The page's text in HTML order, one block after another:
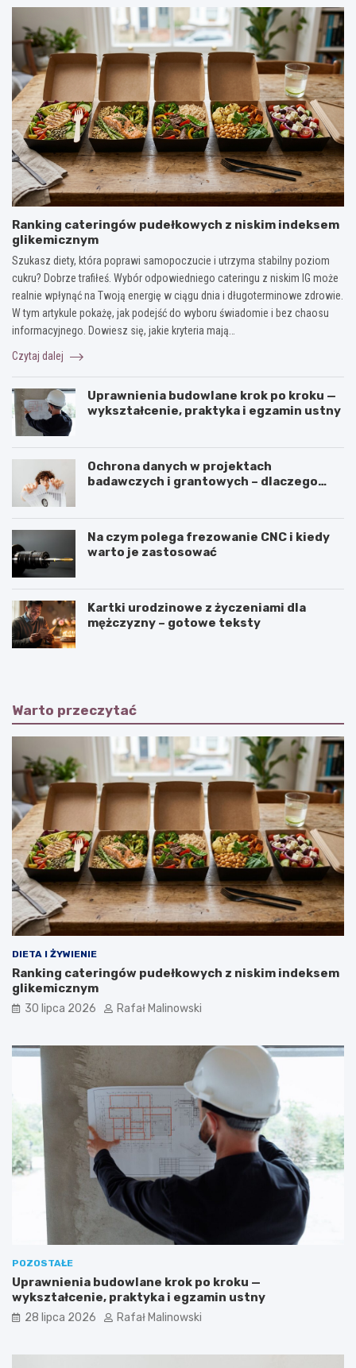
Ranking cateringów pudełkowych z niskim indeksem
glikemicznym
Szukasz diety, która poprawi samopoczucie i utrzyma stabilny poziom
cukru? Dobrze trafiłeś. Wybór odpowiedniego cateringu z niskim IG może
realnie wpłynąć na Twoją energię w ciągu dnia i długoterminowe zdrowie.
W tym artykule pokażę, jak podejść do wyboru świadomie i bez chaosu
informacyjnego. Dowiesz się, jakie kryteria mają…
Czytaj dalej
Uprawnienia budowlane krok po kroku —
wykształcenie, praktyka i egzamin ustny
Ochrona danych w projektach
badawczych i grantowych – dlaczego
Na czym polega frezowanie CNC i kiedy
warto je zastosować
Kartki urodzinowe z życzeniami dla
mężczyzny – gotowe teksty
Warto przeczytać
DIETA I ŻYWIENIE
Ranking cateringów pudełkowych z niskim indeksem
glikemicznym
30 lipca 2026 Rafał Malinowski
POZOSTAŁE
Uprawnienia budowlane krok po kroku —
wykształcenie, praktyka i egzamin ustny
28 lipca 2026 Rafał Malinowski